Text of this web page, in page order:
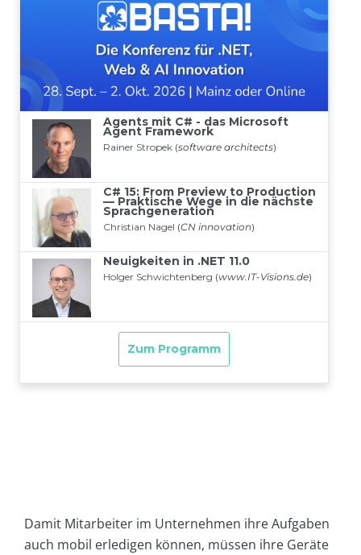
Damit Mitarbeiter im Unternehmen ihre Aufgaben
auch mobil erledigen können, müssen ihre Geräte